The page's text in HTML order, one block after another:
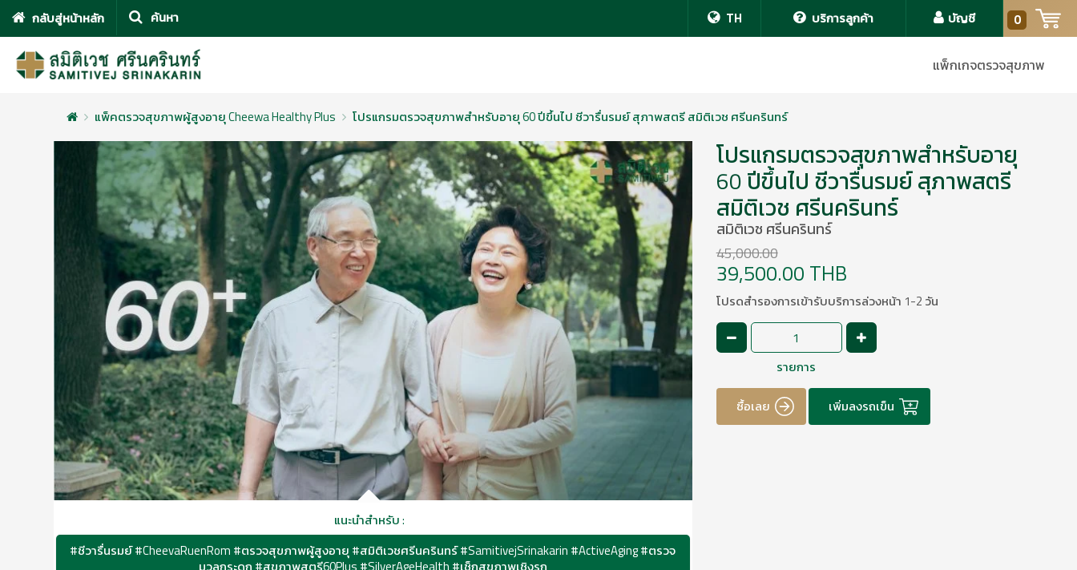
กลับสู่หน้าหลัก TH บริการลูกค้า บัญชี 0
แพ็กเกจตรวจสุขภาพ
แพ็คตรวจสุขภาพผู้สูงอายุ Cheewa Healthy Plus โปรแกรมตรวจสุขภาพสำหรับอายุ 60 ปีขึ้นไป ชีวารื่นรมย์ สุภาพสตรี สมิติเวช ศรีนครินทร์
แนะนำสำหรับ :
#ชีวารื่นรมย์ #CheevaRuenRom #ตรวจสุขภาพผู้สูงอายุ #สมิติเวชศรีนครินทร์ #SamitivejSrinakarin #ActiveAging #ตรวจ
โปรแกรมตรวจสุขภาพสำหรับอายุ
60 ปีขึ้นไป ชีวารื่นรมย์ สุภาพสตรี
สมิติเวช ศรีนครินทร์
สมิติเวช ศรีนครินทร์
45,000.00
39,500.00 THB
โปรดสำรองการเข้ารับบริการล่วงหน้า 1-2 วัน
รายการ
ซื้อเลย เพิ่มลงรถเข็น